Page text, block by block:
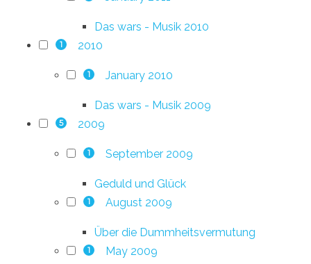
Das wars - Musik 2010
1 2010
1 January 2010
Das wars - Musik 2009
5 2009
1 September 2009
Geduld und Glück
1 August 2009
Über die Dummheitsvermutung
1 May 2009